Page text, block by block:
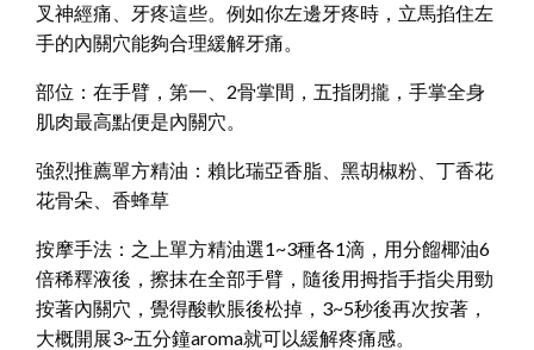
叉神經痛、牙疼這些。例如你左邊牙疼時，立馬掐住左
手的內關穴能夠合理緩解牙痛。
部位：在手臂，第一、2骨掌間，五指閉攏，手掌全身
肌肉最高點便是內關穴。
強烈推薦單方精油：賴比瑞亞香脂、黑胡椒粉、丁香花
花骨朵、香蜂草
按摩手法：之上單方精油選1~3種各1滴，用分餾椰油6
倍稀釋液後，擦抹在全部手臂，隨後用拇指手指尖用勁
按著內關穴，覺得酸軟脹後松掉，3~5秒後再次按著，
大概開展3~五分鐘aroma就可以緩解疼痛感。